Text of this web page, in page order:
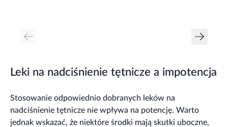
Leki na nadciśnienie tętnicze a impotencja
Stosowanie odpowiednio dobranych leków na
nadciśnienie tętnicze nie wpływa na potencję. Warto
jednak wskazać, że niektóre środki mają skutki uboczne,